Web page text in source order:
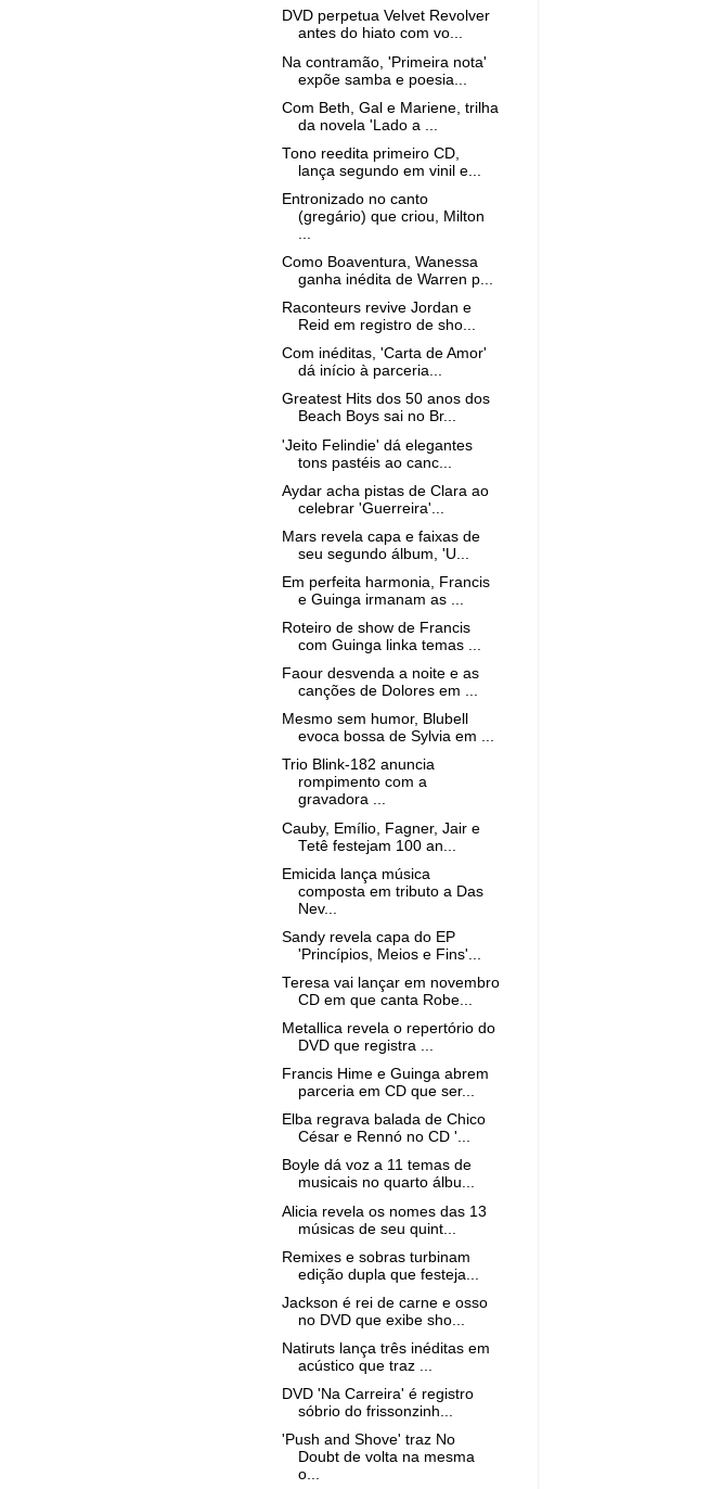
DVD perpetua Velvet Revolver
antes do hiato com vo...
Na contramão, 'Primeira nota'
expõe samba e poesia...
Com Beth, Gal e Mariene, trilha
da novela 'Lado a ...
Tono reedita primeiro CD,
lança segundo em vinil e...
Entronizado no canto
(gregário) que criou, Milton
Como Boaventura, Wanessa
ganha inédita de Warren p...
Raconteurs revive Jordan e
Reid em registro de sho...
Com inéditas, 'Carta de Amor'
dá início à parceria...
Greatest Hits dos 50 anos dos
Beach Boys sai no Br...
'Jeito Felindie' dá elegantes
tons pastéis ao canc...
Aydar acha pistas de Clara ao
celebrar 'Guerreira'...
Mars revela capa e faixas de
seu segundo álbum, 'U...
Em perfeita harmonia, Francis
e Guinga irmanam as ...
Roteiro de show de Francis
com Guinga linka temas ...
Faour desvenda a noite e as
canções de Dolores em ...
Mesmo sem humor, Blubell
evoca bossa de Sylvia em ...
Trio Blink-182 anuncia
rompimento com a
gravadora ...
Cauby, Emílio, Fagner, Jair e
Tetê festejam 100 an...
Emicida lança música
composta em tributo a Das
Nev...
Sandy revela capa do EP
'Princípios, Meios e Fins'...
Teresa vai lançar em novembro
CD em que canta Robe...
Metallica revela o repertório do
DVD que registra ...
Francis Hime e Guinga abrem
parceria em CD que ser...
Elba regrava balada de Chico
César e Rennó no CD '...
Boyle dá voz a 11 temas de
musicais no quarto álbu...
Alicia revela os nomes das 13
músicas de seu quint...
Remixes e sobras turbinam
edição dupla que festeja...
Jackson é rei de carne e osso
no DVD que exibe sho...
Natiruts lança três inéditas em
acústico que traz ...
DVD 'Na Carreira' é registro
sóbrio do frissonzinh...
'Push and Shove' traz No
Doubt de volta na mesma
o...